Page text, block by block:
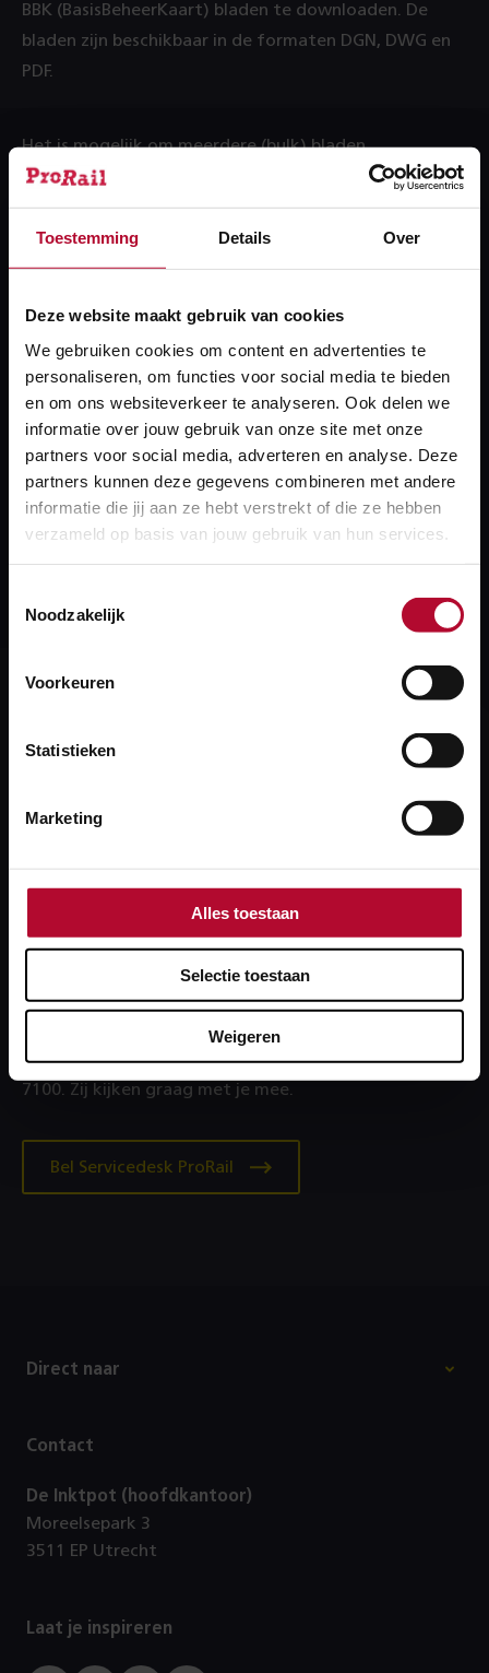
Toestemming Details Over
Deze website maakt gebruik van cookies
We gebruiken cookies om content en advertenties te
personaliseren, om functies voor social media te bieden
en om ons websiteverkeer te analyseren. Ook delen we
informatie over jouw gebruik van onze site met onze
partners voor social media, adverteren en analyse. Deze
partners kunnen deze gegevens combineren met andere
informatie die jij aan ze hebt verstrekt of die ze hebben
verzameld op basis van jouw gebruik van hun services.
Noodzakelijk
Voorkeuren
Statistieken
Marketing
Alles toestaan
Selectie toestaan
Weigeren
BBK (BasisBeheerKaart) bladen te downloaden. De
bladen zijn beschikbaar in de formaten DGN, DWG en
PDF.
Het is mogelijk om meerdere (bulk) bladen
tegelijkertijd te downloaden. Maar let op! Meer dan
1000 bladen tegelijkertijd downloaden wordt sterk
afgeraden. Het duurt dan erg lang en er is een grote
kans dat de download crasht. Maak dus goed gebruik
voor een beknopte handleiding.
BBK downloaden, hoe werkt dat?
Meer over:
We helpen je graag! We reageren op werkdagen
Heb je een technisch probleem?
Lukt inloggen niet of krijg je een foutmelding?
Bel dan onze collega’s van de Servicedesk: 088‑231
7100. Zij kijken graag met je mee.
Bel Servicedesk ProRail
Direct naar
Contact
De Inktpot (hoofdkantoor)
Moreelsepark 3
3511 EP Utrecht
Laat je inspireren